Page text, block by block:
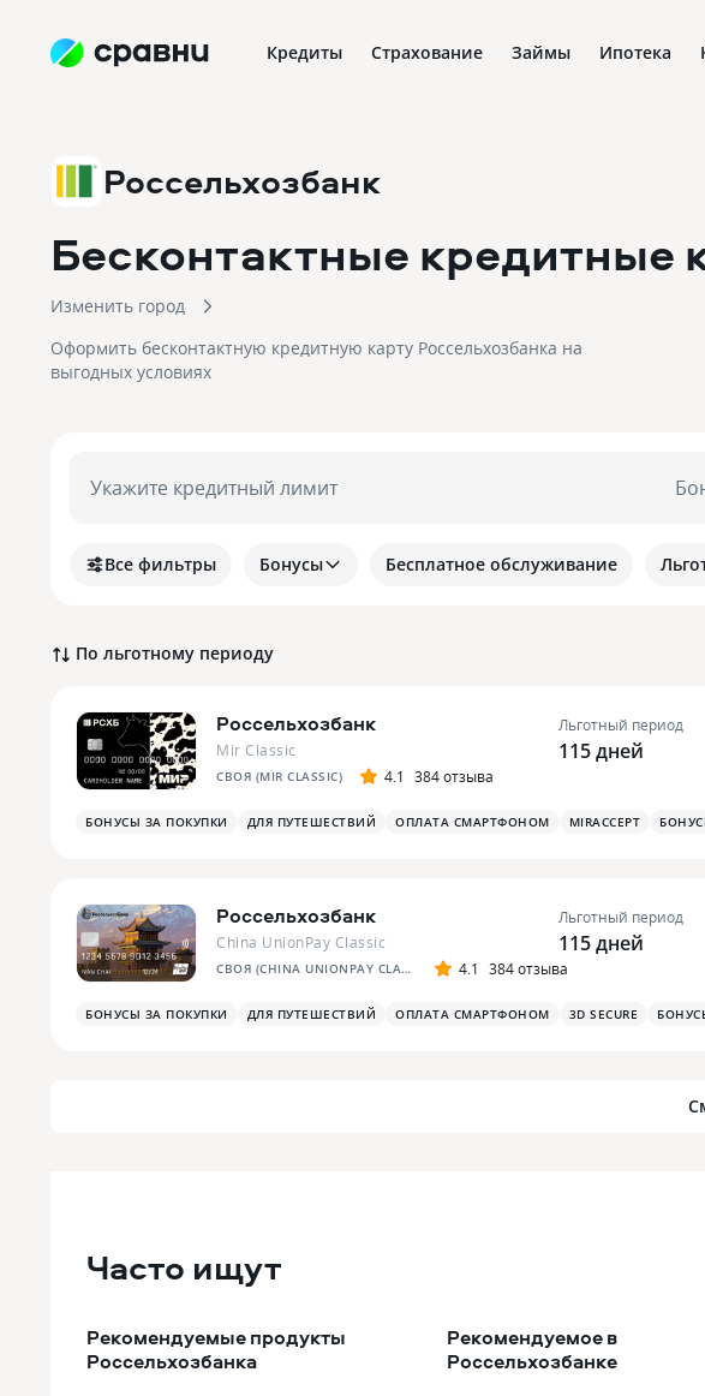
Кредиты Страхование Займы Ипотека
Россельхозбанк
Бесконтактные кредитные
Изменить город
Оформить бесконтактную кредитную карту Россельхозбанка на
выгодных условиях
Укажите кредитный лимит
Все фильтры Бонусы Бесплатное обслуживание
По льготному периоду
Россельхозбанк
Mir Classic
СВОЯ (MIR CLASSIC) 4.1 384 отзыва
Льготный период
115 дней
БОНУСЫ ЗА ПОКУПКИ ДЛЯ ПУТЕШЕСТВИЙ ОПЛАТА СМАРТФОНОМ MIRACCEPT
Россельхозбанк
China UnionPay Classic
СВОЯ (CHINA UNIONPAY CLASSIC) 4.1 384 отзыва
Льготный период
115 дней
БОНУСЫ ЗА ПОКУПКИ ДЛЯ ПУТЕШЕСТВИЙ ОПЛАТА СМАРТФОНОМ 3D SECURE
Часто ищут
Рекомендуемые продукты
Россельхозбанка
Рекомендуемое в
Россельхозбанке